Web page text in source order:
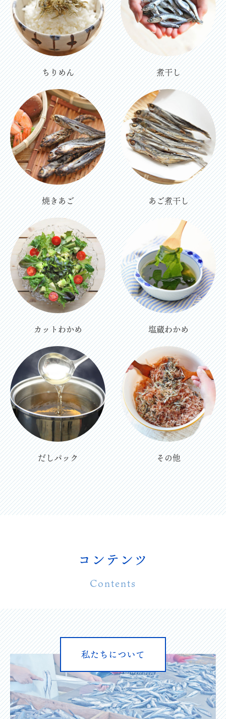
ちりめん 煮干し
焼きあご あご煮干し
カットわかめ 塩蔵わかめ
だしパック その他
コンテンツ
Contents
私たちについて